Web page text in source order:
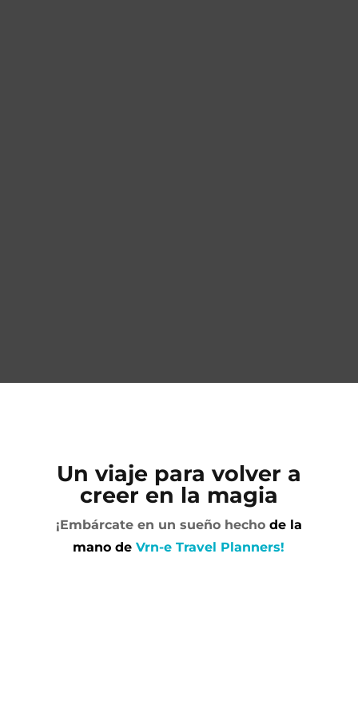
Un viaje para volver a
creer en la magia
¡Embárcate en un sueño hecho de la
mano de Vrn-e Travel Planners!